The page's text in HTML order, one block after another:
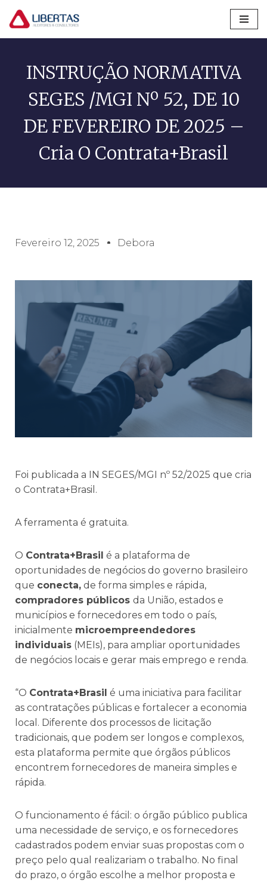
Pular
conteúdo
INSTRUÇÃO NORMATIVA
SEGES /MGI Nº 52, DE 10
DE FEVEREIRO DE 2025 –
Cria O Contrata+Brasil
Fevereiro 12, 2025 Debora
Foi publicada a IN SEGES/MGI nº 52/2025 que cria
o Contrata+Brasil.
A ferramenta é gratuita.
O Contrata+Brasil é a plataforma de
oportunidades de negócios do governo brasileiro
que conecta, de forma simples e rápida,
compradores públicos da União, estados e
municípios e fornecedores em todo o país,
inicialmente microempreendedores
individuais (MEIs), para ampliar oportunidades
de negócios locais e gerar mais emprego e renda.
“O Contrata+Brasil é uma iniciativa para facilitar
as contratações públicas e fortalecer a economia
local. Diferente dos processos de licitação
tradicionais, que podem ser longos e complexos,
esta plataforma permite que órgãos públicos
encontrem fornecedores de maneira simples e
rápida.
O funcionamento é fácil: o órgão público publica
uma necessidade de serviço, e os fornecedores
cadastrados podem enviar suas propostas com o
preço pelo qual realizariam o trabalho. No final
do prazo, o órgão escolhe a melhor proposta e